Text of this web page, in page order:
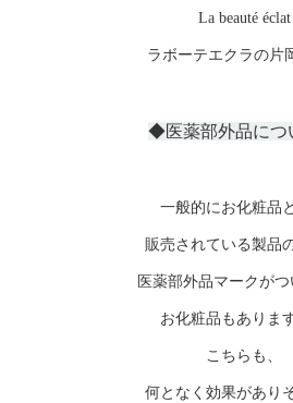
La beauté éclat
ラボーテエクラの片
◆医薬部外品に
一般的にお化粧品
販売されている製品
医薬部外品マークがつ
お化粧品もありま
こちらも、
何となく効果があり